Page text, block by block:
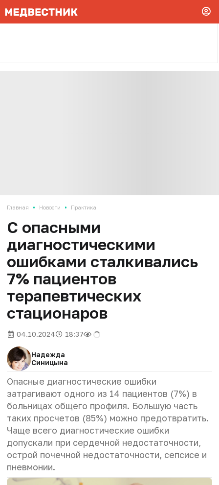
Главная • Новости • Практика
С опасными
диагностическими
ошибками сталкивались
7% пациентов
терапевтических
стационаров
04.10.2024 18:37
Надежда
Синицына
Опасные диагностические ошибки
затрагивают одного из 14 пациентов (7%) в
больницах общего профиля. Большую часть
таких просчетов (85%) можно предотвратить.
Чаще всего диагностические ошибки
допускали при сердечной недостаточности,
острой почечной недостаточности, сепсисе и
пневмонии.